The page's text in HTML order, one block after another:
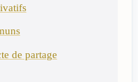
de partage